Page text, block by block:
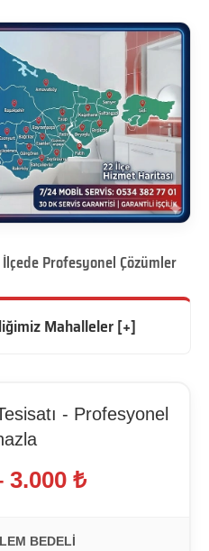
Profesyonel Çözümler
Mahalleler [+]
- Profesyonel
3.000 ₺
BEDELI